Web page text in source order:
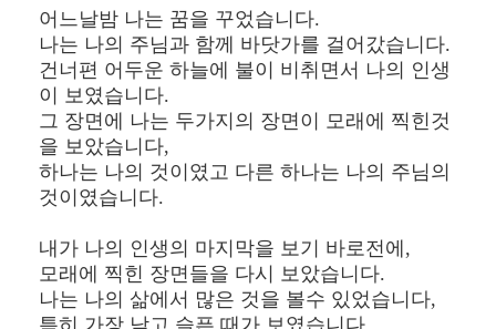
어느날밤 나는 꿈을 꾸었습니다.
나는 나의 주님과 함께 바닷가를 걸어갔습니다.
건너편 어두운 하늘에 불이 비취면서 나의 인생
이 보였습니다.
그 장면에 나는 두가지의 장면이 모래에 찍힌것
을 보았습니다,
하나는 나의 것이였고 다른 하나는 나의 주님의
것이였습니다.
내가 나의 인생의 마지막을 보기 바로전에,
모래에 찍힌 장면들을 다시 보았습니다.
나는 나의 삶에서 많은 것을 볼수 있었습니다,
특히 가장 낮고 슬픈 때가 보였습니다,